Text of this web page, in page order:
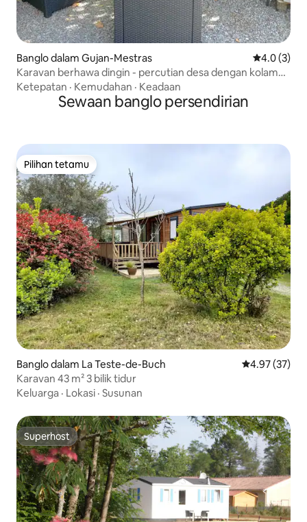
Banglo dalam Gujan-Mestras Penarafan
4.0 (3)
Karavan berhawa dingin - percutian desa dengan kolam
renang
Ketepatan · Kemudahan · Keadaan
Sewaan banglo persendirian
Pilihan tetamu
Pilihan tetamu
Banglo dalam La Teste-de-Buch Penarafan
4.97 (37)
Karavan 43 m² 3 bilik tidur
Keluarga · Lokasi · Susunan
Superhost
Superhost